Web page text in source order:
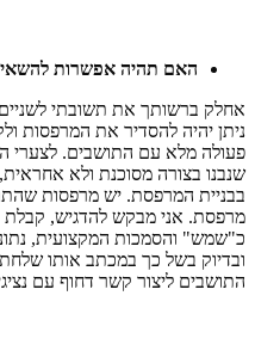
האם תהיה אפשרות
אחלק ברשותך את תשובתי
ניתן יהיה להסדיר את המרפסות
פעולה מלא עם התושבים. לצערי
שנבנו בצורה מסוכנת ולא
בבניית המרפסת. יש מרפסות
מרפסת. אני מבקש להדגיש, קבלת
כ"שמש" והסמכות המקצועית,
ובדיוק בשל כך במכתב אותו
התושבים ליצור קשר דחוף עם